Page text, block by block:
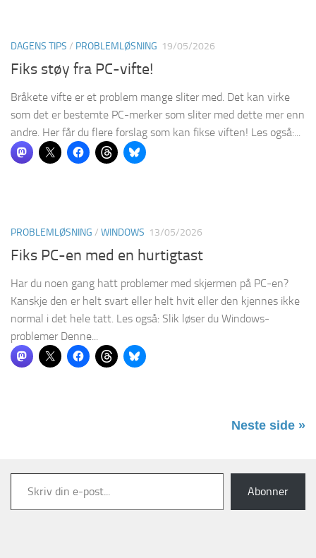
DAGENS TIPS / PROBLEMLØSNING 19/05/2026
Fiks støy fra PC-vifte!
Bråkete vifte er et problem mange sliter med. Det kan virke
som det er bestemte PC-merker som sliter med dette mer enn
andre. Her får du flere forslag som kan fikse viften! Les også:...
PROBLEMLØSNING / WINDOWS 13/05/2026
Fiks PC-en med en hurtigtast
Har du noen gang hatt problemer med skjermen på PC-en?
Kanskje den er helt svart eller helt hvit eller den kjennes ikke
normal i det hele tatt. Les også: Slik løser du Windows-
problemer Denne...
Neste side »
Skriv din e-post...
Abonner